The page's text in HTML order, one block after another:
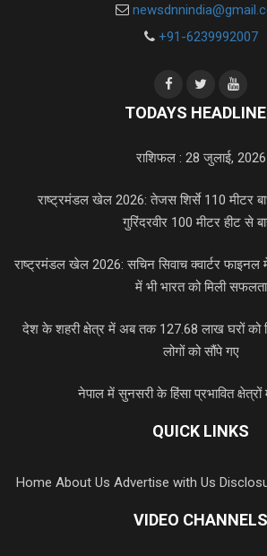
+91-6239992007
TODAYS
राशिफल : 28 जुलाई, 2026
राष्ट्रमंडल खेल 2026: तेजस शिर्से 110 मीटर
गुरिंदरवीर 100 मीटर हीट से
राष्ट्रमंडल खेल 2026: सचिन सिवाच क्वार्टर फाइनल
में भी भारत को मिली सफलता
देश के शहरी क्षेत्र में अब तक 127.68 लाख घरों को
लोगों को सौंपे गए
नेपाल में सुनसरी के हिंसा प्रभावित
QUICK LINKS
Home About Us Advertise with Us
VIDEO CHANNELS